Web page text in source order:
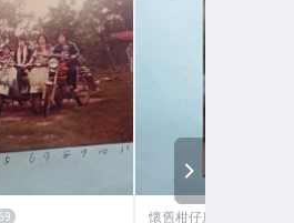
懷舊柑仔店